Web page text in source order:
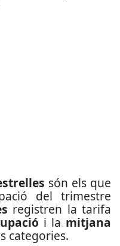
són els que
del trimestre
registren la tarifa
i la mitjana
categories.